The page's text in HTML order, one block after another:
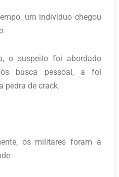
um indivíduo chegou
o suspeito foi abordado
busca pessoal, a foi
pedra de crack.
os militares foram à